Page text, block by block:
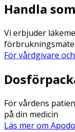
Handla
Vi erbjuder
För vårdgivare
För vårdens
på din medicin
Läs mer om